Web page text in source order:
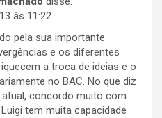
às 11:22
pela sua importante
e os diferentes
a troca de ideias e o
no BAC. No que diz
concordo muito com
tem muita capacidade